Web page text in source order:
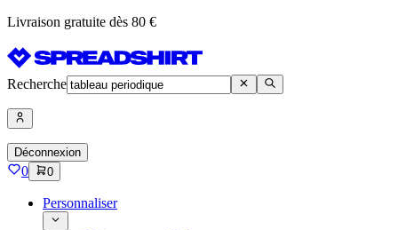
Livraison gratuite dès 80 €
Recherche
Déconnexion
0 0
Personnaliser